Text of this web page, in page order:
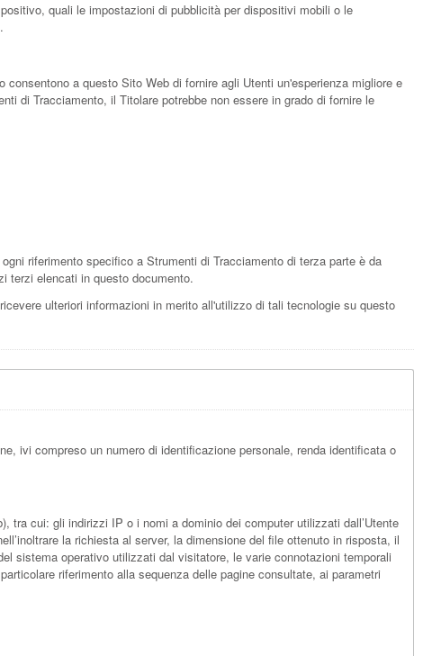
quali le impostazioni di pubblicità per dispositivi mobili o le
a questo Sito Web di fornire agli Utenti un'esperienza migliore e
di Tracciamento, il Titolare potrebbe non essere in grado di fornire le
riferimento specifico a Strumenti di Tracciamento di terza parte è da
terzi elencati in questo documento.
ulteriori informazioni in merito all'utilizzo di tali tecnologie su questo
ivi compreso un numero di identificazione personale, renda identificata o
tra cui: gli indirizzi IP o i nomi a dominio dei computer utilizzati dall’Utente
la richiesta al server, la dimensione del file ottenuto in risposta, il
sistema operativo utilizzati dal visitatore, le varie connotazioni temporali
riferimento alla sequenza delle pagine consultate, ai parametri